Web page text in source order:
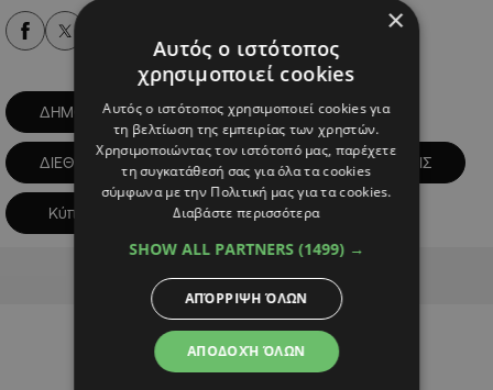
ΔΗΜΟΣΙΟ ΧΡΕΟΣ
ΔΙΕΘΝΕΣ ΝΟΜΙΣΜΑΤΙΚΟ ΤΑΜΕΙΟ ΕΚΤΙΜΗΣΕΙΣ
Κύπρος
×
Αυτός ο ιστότοπος
χρησιμοποιεί cookies
Αυτός ο ιστότοπος χρησιμοποιεί cookies για
τη βελτίωση της εμπειρίας των χρηστών.
Χρησιμοποιώντας τον ιστότοπό μας, παρέχετε
τη συγκατάθεσή σας για όλα τα cookies
σύμφωνα με την Πολιτική μας για τα cookies.
Διαβάστε περισσότερα
SHOW ALL PARTNERS (1499) →
ΑΠΟΔΟΧΉ ΌΛΩΝ
ΑΠΌΡΡΙΨΗ ΌΛΩΝ